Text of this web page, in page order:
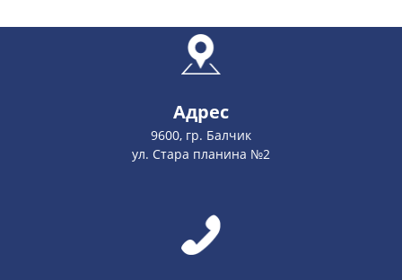
Адрес
9600, гр. Балчик
ул. Стара планина №2